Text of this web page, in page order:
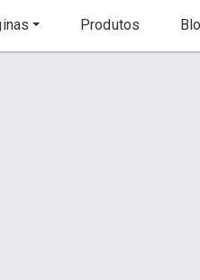
Produtos